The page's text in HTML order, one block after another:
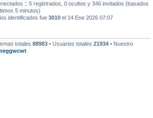
:: 5 registrados, 0 ocultos y 346 invitados (basados
5 minutos)
identificados fue 3010 el 14 Ene 2026 07:07
totales 88983 • Usuarios totales 21934 • Nuestro